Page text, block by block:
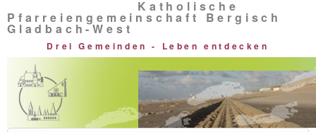
Katholische
Pfarreiengemeinschaft Bergisch
Gladbach-West
Drei Gemeinden - Leben entdecken